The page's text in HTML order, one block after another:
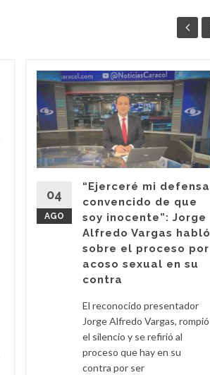
04
AGO
“Ejerceré mi defensa
convencido de que
soy inocente”: Jorge
Alfredo Vargas habló
sobre el proceso por
acoso sexual en su
contra
El reconocido presentador
Jorge Alfredo Vargas, rompió
el silencio y se refirió al
proceso que hay en su
contra por ser